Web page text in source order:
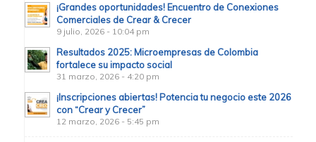
¡Grandes oportunidades! Encuentro de Conexiones
Comerciales de Crear & Crecer
9 julio, 2026 - 10:04 pm
Resultados 2025: Microempresas de Colombia
fortalece su impacto social
31 marzo, 2026 - 4:20 pm
¡Inscripciones abiertas! Potencia tu negocio este 2026
con “Crear y Crecer”
12 marzo, 2026 - 5:45 pm